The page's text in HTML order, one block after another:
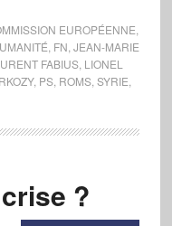
EUROPÉENNE
FN JEAN-MARIE
FABIUS, LIONEL
, PS, ROMS, SYRIE
?